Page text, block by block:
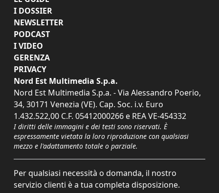
I DOSSIER
NEWSLETTER
PODCAST
I VIDEO
GERENZA
PRIVACY
Nord Est Multimedia S.p.a.
Nord Est Multimedia S.p.a. - Via Alessandro Poerio,
34, 30171 Venezia (VE). Cap. Soc. i.v. Euro
1.432.522,00 C.F. 05412000266 e REA VE-454332
I diritti delle immagini e dei testi sono riservati. È
espressamente vietata la loro riproduzione con qualsiasi
mezzo e l'adattamento totale o parziale.
Per qualsiasi necessità o domanda, il nostro
servizio clienti è a tua completa disposizione.